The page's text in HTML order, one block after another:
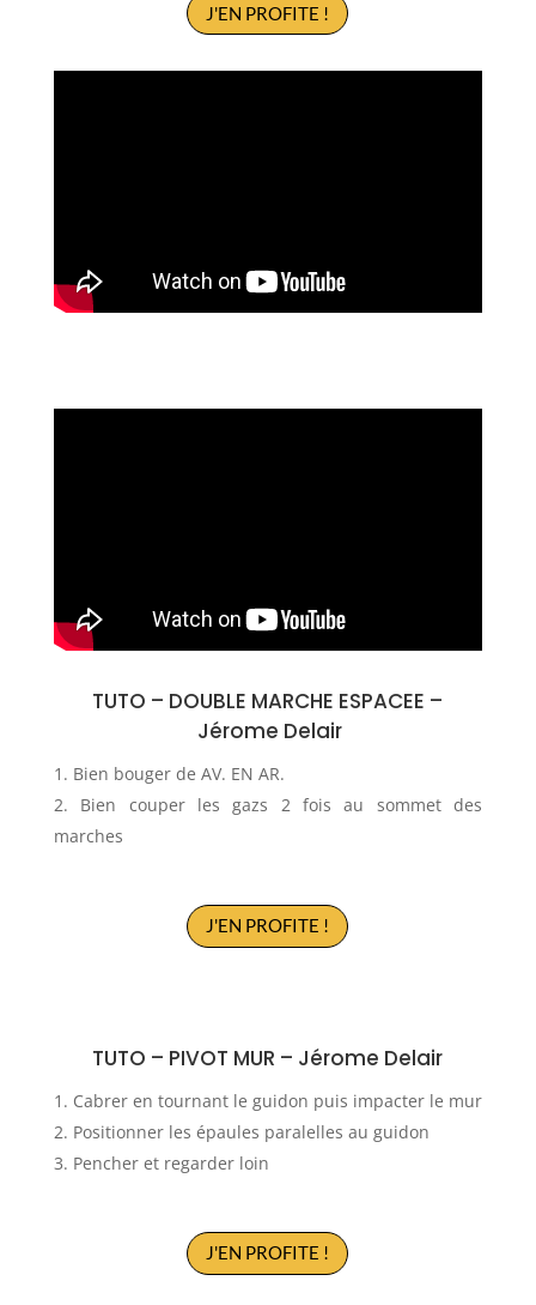
J'EN PROFITE !
TUTO – DOUBLE MARCHE ESPACEE –
Jérome Delair
Bien bouger de AV. EN AR.
Bien couper les gazs 2 fois au sommet des
marches
J'EN PROFITE !
TUTO – PIVOT MUR – Jérome Delair
Cabrer en tournant le guidon puis impacter le mur
Positionner les épaules paralelles au guidon
Pencher et regarder loin
J'EN PROFITE !